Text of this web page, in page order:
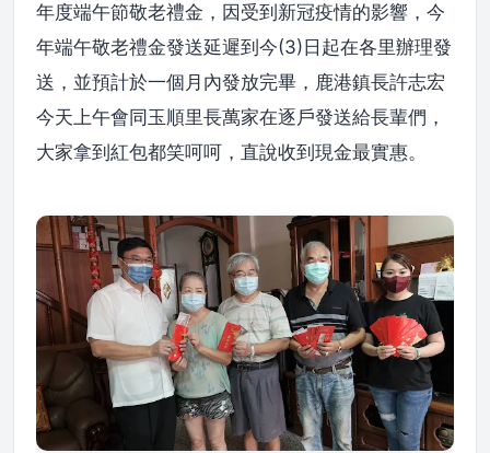
年度端午節敬老禮金，因受到新冠疫情的影響，今
年端午敬老禮金發送延遲到今(3)日起在各里辦理發
送，並預計於一個月內發放完畢，鹿港鎮長許志宏
今天上午會同玉順里長萬家在逐戶發送給長輩們，
大家拿到紅包都笑呵呵，直說收到現金最實惠。